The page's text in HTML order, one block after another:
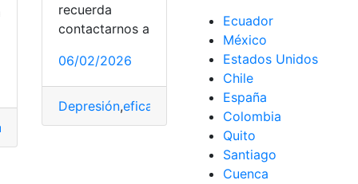
recurrencia
,Cuerpo,Medicamentos
recuerda
contactarnos a
06/02/2026
Depresión,eficacia Medicamentos,Suplementos
Ecuador
México
Estados Unidos
Chile
España
Colombia
Quito
Santiago
Cuenca